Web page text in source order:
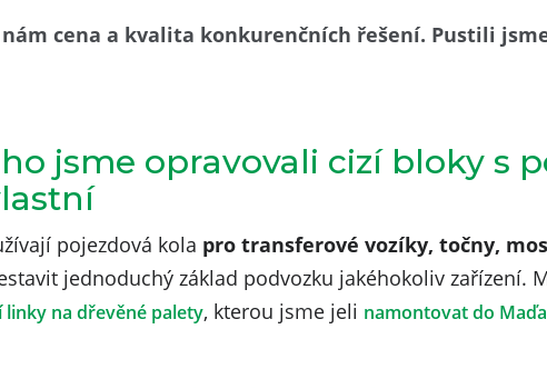
cena a kvalita konkurenčních řešení. Pustili
jsme opravovali cizí bloky s
pojezdová kola pro transferové vozíky, točny,
jednoduchý základ podvozku jakéhokoliv zařízení.
na dřevěné palety, kterou jsme jeli namontovat do